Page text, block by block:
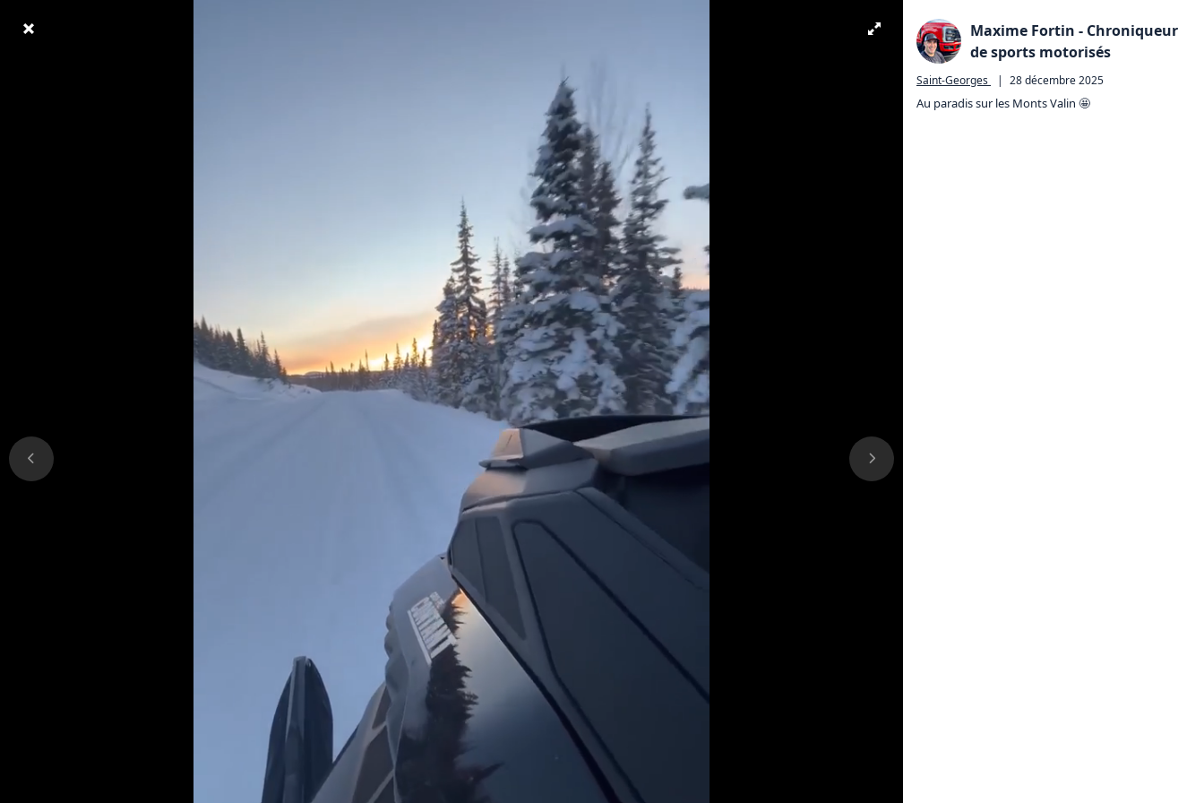
Maxime Fortin - Chroniqueur
de sports motorisés
Saint-Georges | 28 décembre 2025
Au paradis sur les Monts Valin 🤩